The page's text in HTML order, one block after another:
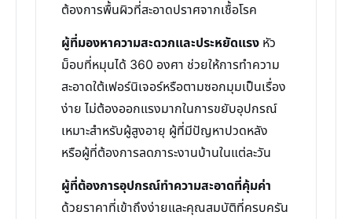
ต้องการพื้นผิวที่สะอาดปราศจากเชื้อโรค
ผู้ที่มองหาความสะดวกและประหยัดแรง หัว
ม็อบที่หมุนได้ 360 องศา ช่วยให้การทำความ
สะอาดใต้เฟอร์นิเจอร์หรือตามซอกมุมเป็นเรื่อง
ง่าย ไม่ต้องออกแรงมากในการขยับอุปกรณ์
เหมาะสำหรับผู้สูงอายุ ผู้ที่มีปัญหาปวดหลัง
หรือผู้ที่ต้องการลดภาระงานบ้านในแต่ละวัน
ผู้ที่ต้องการอุปกรณ์ทำความสะอาดที่คุ้มค่า
ด้วยราคาที่เข้าถึงง่ายและคุณสมบัติที่ครบครัน